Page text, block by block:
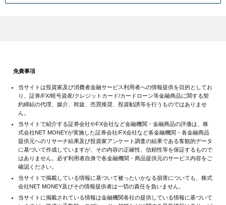
免責事項
当サイトは投資家及び消費者金融サービス利用者への情報提供を目的としてお
り、証券/FX/暗号資産/クレジットカード/カードローン等金融商品に関する契
約締結の代理、媒介、斡旋、売買推奨、投資勧誘等を行うものではありませ
ん。
当サイトで紹介する証券会社やFX会社など金融機関・金融商品の評価は、株
式会社NET MONEYが実施した証券会社/FX会社など各金融機関・各金融商品
提供元へのリサーチ結果及び投資家アンケート調査の結果である客観的データ
に基づいて作成していますが、その内容の正確性、信頼性等を保証するもので
はありません。必ず利用者自身で各金融機関・商品提供元のサービス内容をご
確認ください。
当サイトで掲載している情報に基づいて被ったいかなる損害についても、株式
会社NET MONEY及びその情報提供者は一切の責任を負いません。
当サイトに掲載されている情報は金融機関各社の提供している情報に基づいて